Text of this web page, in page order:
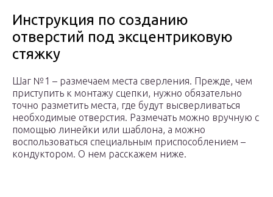
Инструкция по созданию
отверстий под эксцентриковую
стяжку
Шаг №1 – размечаем места сверления. Прежде, чем
приступить к монтажу сцепки, нужно обязательно
точно разметить места, где будут высверливаться
необходимые отверстия. Размечать можно вручную с
помощью линейки или шаблона, а можно
воспользоваться специальным приспособлением –
кондуктором. О нем расскажем ниже.